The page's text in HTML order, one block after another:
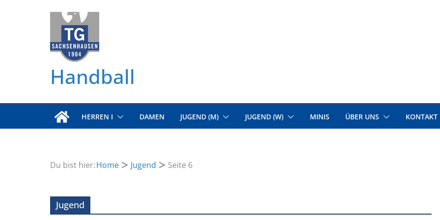
Handball
HERREN I DAMEN JUGEND (M) JUGEND (W) MINIS ÜBER UNS KONTAKT
Du bist hier:Home Jugend Seite 6
Jugend